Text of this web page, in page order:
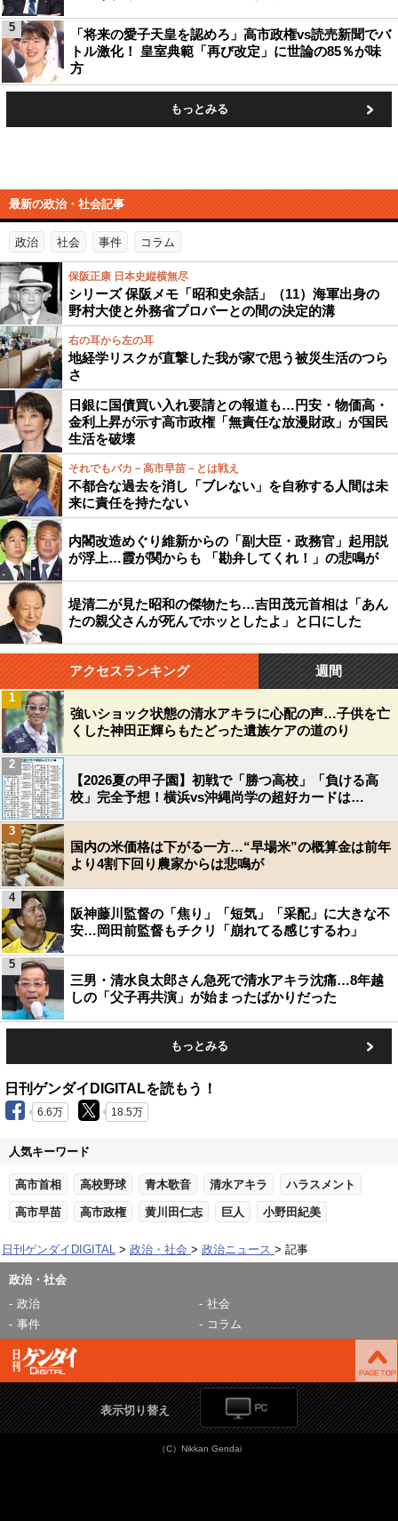
「将来の愛子天皇を認めろ」高市政権vs読売新聞でバ
トル激化！ 皇室典範「再び改定」に世論の85％が味
方
5
もっとみる
最新の政治・社会記事
政治 社会 事件 コラム
保阪正康 日本史縦横無尽
シリーズ 保阪メモ「昭和史余話」（11）海軍出身の
野村大使と外務省プロパーとの間の決定的溝
右の耳から左の耳
地経学リスクが直撃した我が家で思う被災生活のつら
さ
日銀に国債買い入れ要請との報道も…円安・物価高・
金利上昇が示す高市政権「無責任な放漫財政」が国民
生活を破壊
それでもバカ－高市早苗－とは戦え
不都合な過去を消し「ブレない」を自称する人間は未
来に責任を持たない
内閣改造めぐり維新からの「副大臣・政務官」起用説
が浮上…霞が関からも 「勘弁してくれ！」の悲鳴が
堤清二が見た昭和の傑物たち…吉田茂元首相は「あん
たの親父さんが死んでホッとしたよ」と口にした
アクセスランキング 週間
強いショック状態の清水アキラに心配の声…子供を亡
くした神田正輝らもたどった遺族ケアの道のり
1
【2026夏の甲子園】初戦で「勝つ高校」「負ける高
校」完全予想！横浜vs沖縄尚学の超好カードは…
2
国内の米価格は下がる一方…“早場米”の概算金は前年
より4割下回り農家からは悲鳴が
3
阪神藤川監督の「焦り」「短気」「采配」に大きな不
安…岡田前監督もチクリ「崩れてる感じするわ」
4
三男・清水良太郎さん急死で清水アキラ沈痛…8年越
しの「父子再共演」が始まったばかりだった
5
もっとみる
日刊ゲンダイDIGITALを読もう！
6.6万 18.5万
人気キーワード
高市首相 高校野球 青木歌音 清水アキラ ハラスメント
高市早苗 高市政権 黄川田仁志 巨人 小野田紀美
日刊ゲンダイDIGITAL 政治・社会 政治ニュース 記事
政治・社会
政治
社会
事件
コラム
表示切り替え
（C）Nikkan Gendai